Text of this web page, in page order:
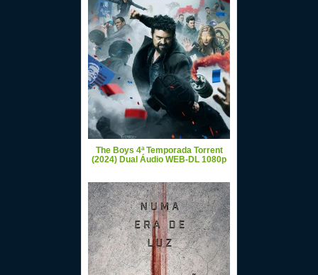
The Boys 4ª Temporada Torrent
(2024) Dual Áudio WEB-DL 1080p